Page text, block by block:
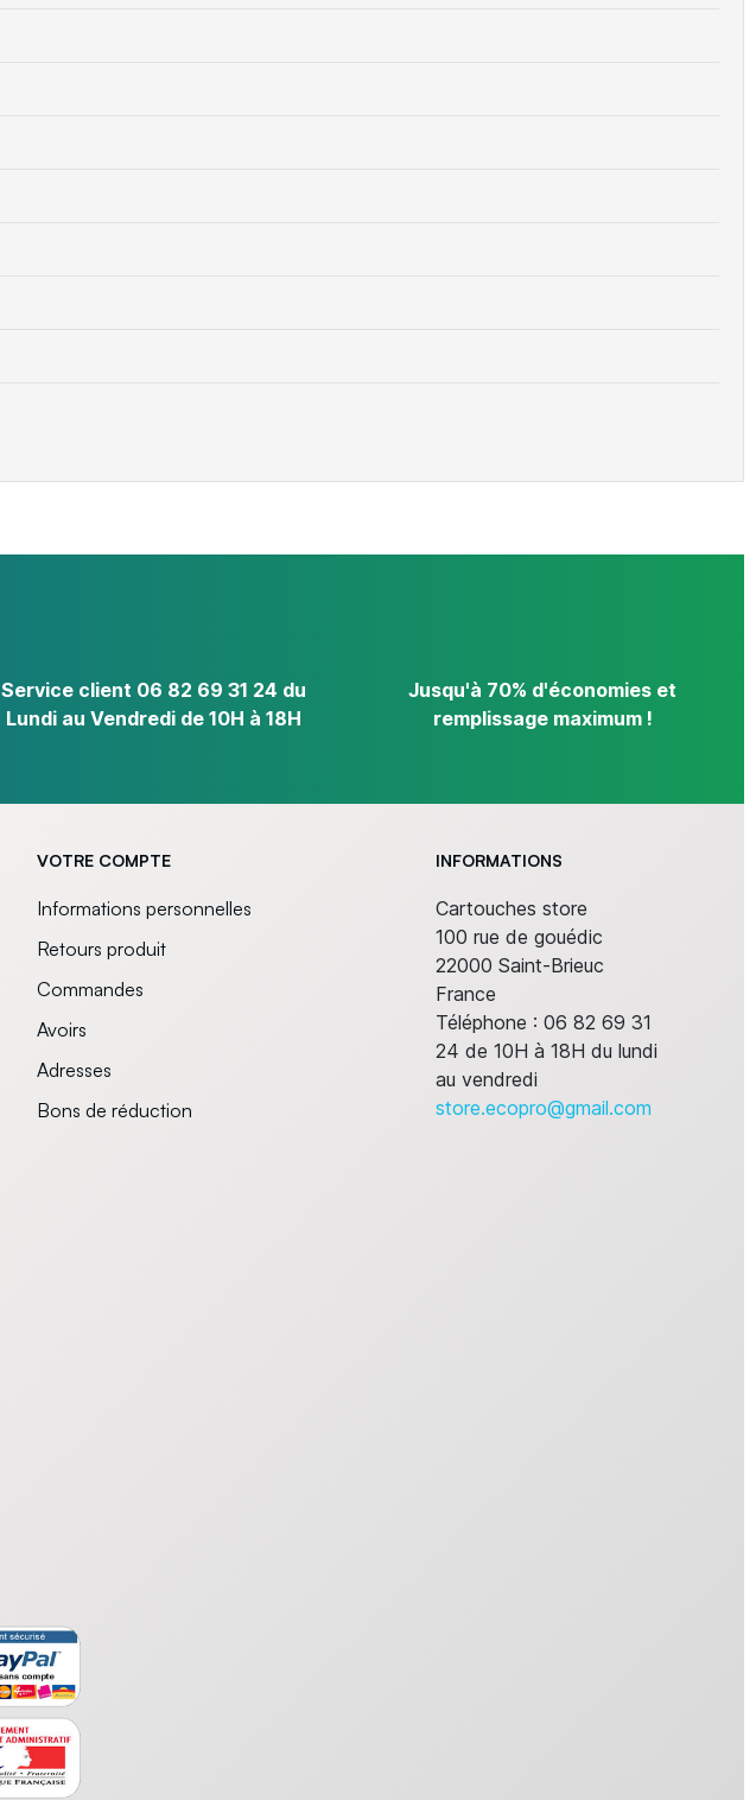
Service client 06 82 69 31 24 du
Lundi au Vendredi de 10H à 18H
Jusqu'à 70% d'économies et
remplissage maximum !
VOTRE COMPTE
Informations personnelles
Retours produit
Commandes
Avoirs
Adresses
Bons de réduction
INFORMATIONS
Cartouches store
100 rue de gouédic
22000 Saint-Brieuc
France
Téléphone : 06 82 69 31
24 de 10H à 18H du lundi
au vendredi
store.ecopro@gmail.com